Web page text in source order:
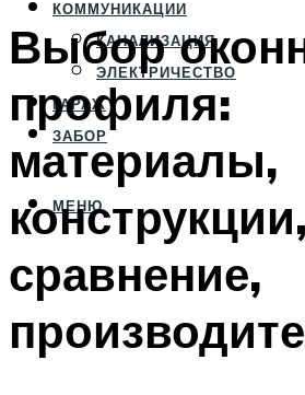
КОММУНИКАЦИИ
КАНАЛИЗАЦИЯ
ЭЛЕКТРИЧЕСТВО
ГАРАЖ
ЗАБОР
МЕНЮ
Выбор
профиля:
материалы,
конструкции,
сравнение,